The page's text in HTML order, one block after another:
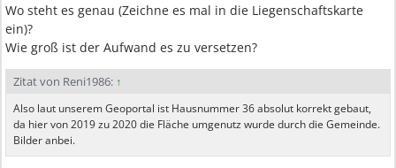
Wo steht es genau (Zeichne es mal in die Liegenschaftskarte
ein)?
Wie groß ist der Aufwand es zu versetzen?
Zitat von Reni1986: ↑
Also laut unserem Geoportal ist Hausnummer 36 absolut korrekt gebaut,
da hier von 2019 zu 2020 die Fläche umgenutz wurde durch die Gemeinde.
Bilder anbei.